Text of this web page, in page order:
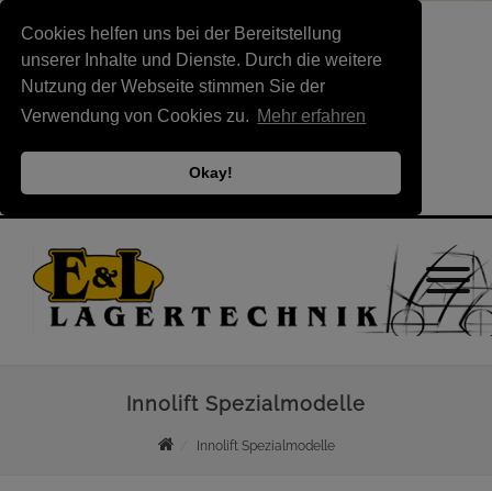
Cookies helfen uns bei der Bereitstellung
unserer Inhalte und Dienste. Durch die weitere
Nutzung der Webseite stimmen Sie der
Verwendung von Cookies zu. Mehr erfahren
Okay!
Innolift Spezialmodelle
Innolift Spezialmodelle